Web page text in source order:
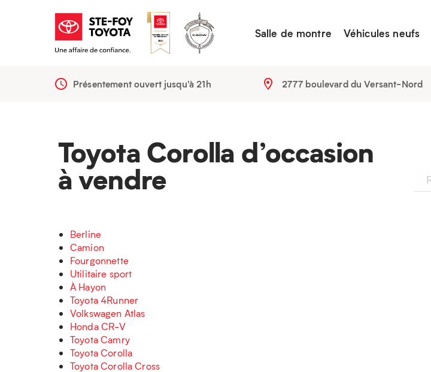
Salle de montre Véhicules neufs
Présentement ouvert jusqu'à 21h 2777 boulevard du Versant-Nord
Toyota Corolla d’occasion
à vendre
Berline
Camion
Fourgonnette
Utilitaire sport
À Hayon
Toyota 4Runner
Volkswagen Atlas
Honda CR-V
Toyota Camry
Toyota Corolla
Toyota Corolla Cross